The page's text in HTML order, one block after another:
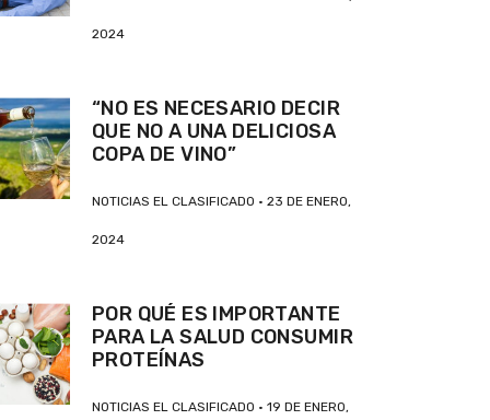
2024
“NO ES NECESARIO DECIR
QUE NO A UNA DELICIOSA
COPA DE VINO”
NOTICIAS EL CLASIFICADO 23 DE ENERO,
2024
POR QUÉ ES IMPORTANTE
PARA LA SALUD CONSUMIR
PROTEÍNAS
NOTICIAS EL CLASIFICADO 19 DE ENERO,